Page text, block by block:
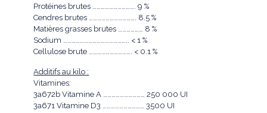
Protéines brutes …………………………. 9 %
Cendres brutes ……………………………. 8.5 %
Matières grasses brutes ……………… 8 %
Sodium ……………………………………….. < 1 %
Cellulose brute …………………………. < 0.1 %
Additifs au kilo :
Vitamines:
3a672b Vitamine A ………………………… 250 000 UI
3a671 Vitamine D3 ………………………… 3500 UI